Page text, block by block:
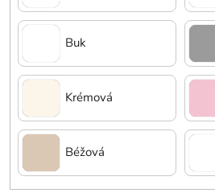
Buk
Krémová
Béžová